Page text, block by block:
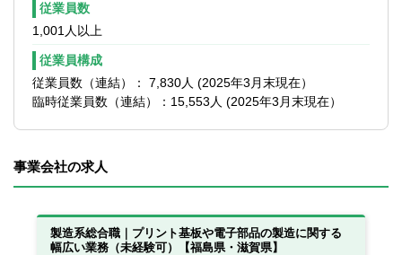
従業員数
1,001人以上
従業員構成
従業員数（連結）： 7,830人 (2025年3月末現在）
臨時従業員数（連結）：15,553人 (2025年3月末現在）
事業会社の求人
製造系総合職｜プリント基板や電子部品の製造に関する
幅広い業務（未経験可）【福島県・滋賀県】